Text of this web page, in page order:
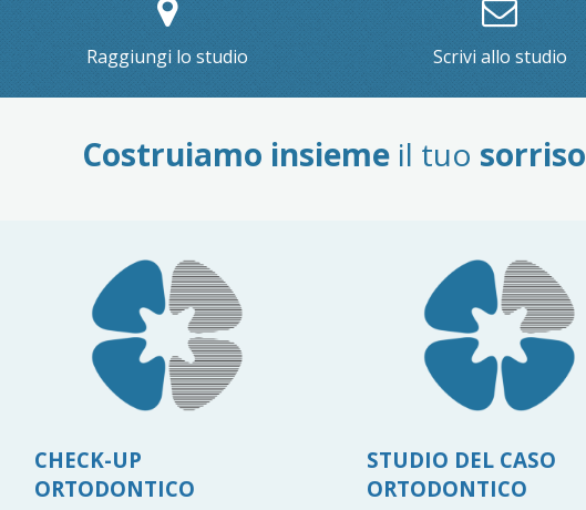
Raggiungi lo studio Scrivi allo studio
Costruiamo insiemeil tuo sorriso
CHECK-UP
ORTODONTICO
STUDIO DEL CASO
ORTODONTICO